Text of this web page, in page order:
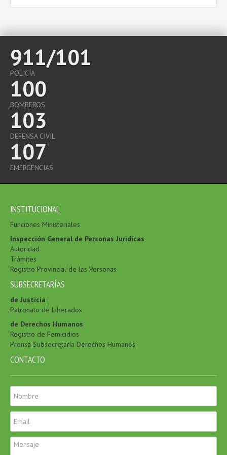
CONTACTO
911/101
POLICÍA
100
BOMBEROS
103
DEFENSA CIVIL
107
EMERGENCIAS
INSTITUCIONAL
Funciones Ministeriales
Inspección General de Personas Jurídicas
Autoridad
Trámites
Registro Provincial de las Personas
SUBSECRETARÍAS
de Justicia
Patronato de Liberados
de Derechos Humanos
Registro de Femicidios
Prensa Subsecretaría Derechos Humanos
CONTACTO